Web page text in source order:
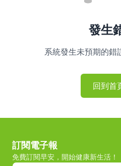
發生
系統發生未預期的錯
回到首
訂閱電子報
免費訂閱早安，開始健康新生活！